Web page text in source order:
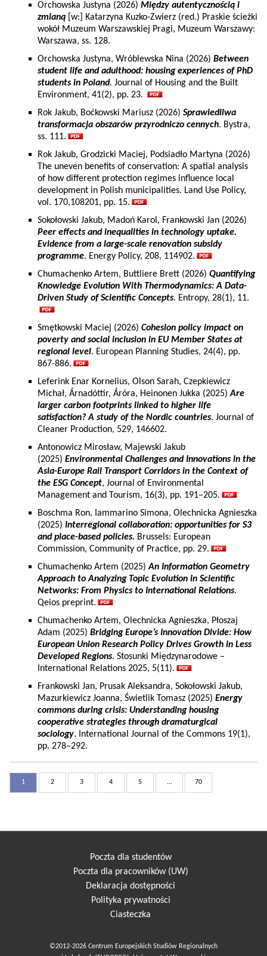
Orchowska Justyna (2026) Między autentycznością i
zmianą [w:] Katarzyna Kuzko-Zwierz (red.) Praskie ścieżki
wokół Muzeum Warszawskiej Pragi, Muzeum Warszawy:
Warszawa, ss. 128.
Orchowska Justyna, Wróblewska Nina (2026) Between
student life and adulthood: housing experiences of PhD
students in Poland. Journal of Housing and the Built
Environment, 41(2), pp. 23.
Rok Jakub, Boćkowski Mariusz (2026) Sprawiedliwa
transformacja obszarów przyrodniczo cennych. Bystra,
ss. 111.
Rok Jakub, Grodzicki Maciej, Podsiadło Martyna (2026)
The uneven benefits of conservation: A spatial analysis
of how different protection regimes influence local
development in Polish municipalities. Land Use Policy,
vol. 170,108201, pp. 15.
Sokołowski Jakub, Madoń Karol, Frankowski Jan (2026)
Peer effects and inequalities in technology uptake.
Evidence from a large-scale renovation subsidy
programme. Energy Policy, 208, 114902.
Chumachenko Artem, Buttliere Brett (2026) Quantifying
Knowledge Evolution With Thermodynamics: A Data-
Driven Study of Scientific Concepts. Entropy, 28(1), 11.
Smętkowski Maciej (2026) Cohesion policy impact on
poverty and social inclusion in EU Member States at
regional level. European Planning Studies, 24(4), pp.
867-886.
Leferink Enar Kornelius, Olson Sarah, Czepkiewicz
Michał, Árnadóttir, Áróra, Heinonen Jukka (2025)Are
larger carbon footprints linked to higher life
satisfaction? A study of the Nordic countries. Journal of
Cleaner Production, 529, 146602.
Antonowicz Mirosław, Majewski Jakub
(2025) Environmental Challenges and Innovations in the
Asia-Europe Rail Transport Corridors in the Context of
the ESG Concept, Journal of Environmental
Management and Tourism, 16(3), pp. 191–205.
Boschma Ron, Iammarino Simona, Olechnicka Agnieszka
(2025) Interregional collaboration: opportunities for S3
and place-based policies. Brussels: European
Commission, Community of Practice, pp. 29.
Chumachenko Artem (2025)An Information Geometry
Approach to Analyzing Topic Evolution in Scientific
Networks: From Physics to International Relations.
Qeios preprint.
Chumachenko Artem, Olechnicka Agnieszka, Płoszaj
Adam (2025) Bridging Europe’s Innovation Divide: How
European Union Research Policy Drives Growth in Less
Developed Regions. Stosunki Międzynarodowe –
International Relations 2025, 5(11).
Frankowski Jan, Prusak Aleksandra, Sokołowski Jakub,
Mazurkiewicz Joanna, Świetlik Tomasz (2025) Energy
commons during crisis: Understanding housing
cooperative strategies through dramaturgical
sociology. International Journal of the Commons 19(1),
pp. 278–292.
1 2 3 4 5 ... 70
Poczta dla studentów
Poczta dla pracowników (UW)
Deklaracja dostępności
Polityka prywatności
Ciasteczka
©2012-2026 Centrum Europejskich Studiów Regionalnych